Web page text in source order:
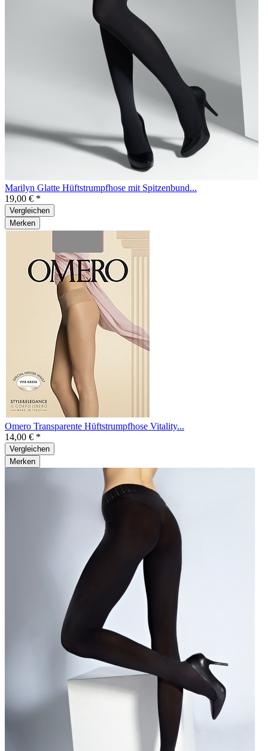
Marilyn Glatte Hüftstrumpfhose mit Spitzenbund...
19,00 € *
Vergleichen
Merken
Omero Transparente Hüftstrumpfhose Vitality...
14,00 € *
Vergleichen
Merken